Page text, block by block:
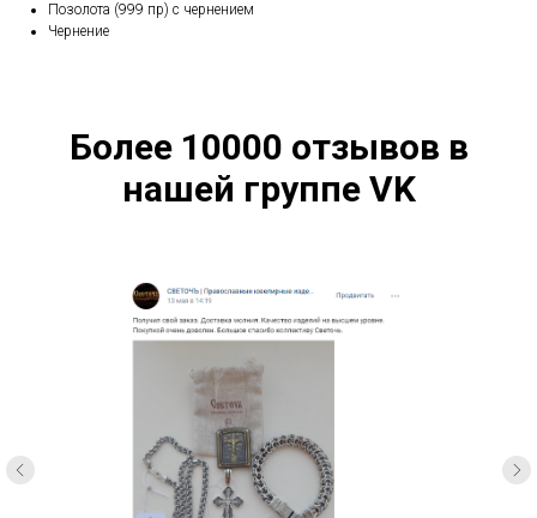
Позолота (999 пр) с чернением
Чернение
Более 10000 отзывов в
нашей группе VK